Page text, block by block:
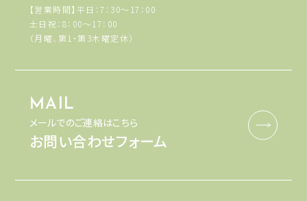
【営業時間】平日：7：30～17：00
土日祝：8：00～17：00
（月曜、第1・第3木曜定休）
MAIL
メールでのご連絡はこちら
お問い合わせフォーム